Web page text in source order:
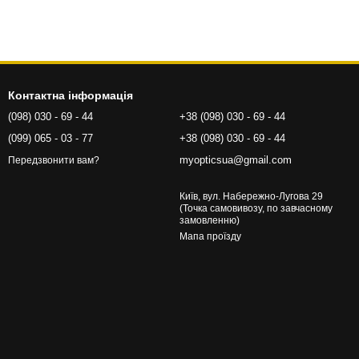
Контактна інформація
(098) 030 - 69 - 44
(099) 065 - 03 - 77
Передзвонити вам?
+38 (098) 030 - 69 - 44
+38 (098) 030 - 69 - 44
myopticsua@gmail.com
Київ, вул. Набережно-Лугова 29
(Точка самовивозу, по завчасному
замовленню)
Мапа проїзду